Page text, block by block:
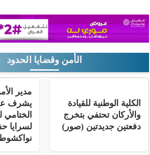
الأمن وقضايا الحدود
الكلية الوطنية للقيادة
والأركان تحتفي بتخرج
دفعتين جديدتين (صور)
مدير
يشرف
الختامي
لسرايا